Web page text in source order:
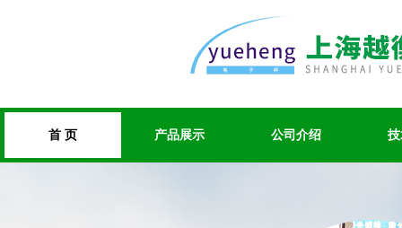
首 页 产品展示 公司介绍